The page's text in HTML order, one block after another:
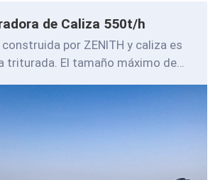
de Caliza 550t/h
por ZENITH y caliza es
triturada. El tamaño máximo de